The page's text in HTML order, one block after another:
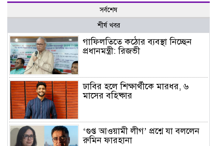
সর্বশেষ
শীর্ষ খবর
গাফিলতিতে কঠোর ব্যবস্থা নিচ্ছেন
প্রধানমন্ত্রী: রিজভী
ঢাবির হলে শিক্ষার্থীকে মারধর, ৬
মাসের বহিষ্কার
‘গুপ্ত আওয়ামী লীগ’ প্রশ্নে যা বললেন
রুমিন ফারহানা